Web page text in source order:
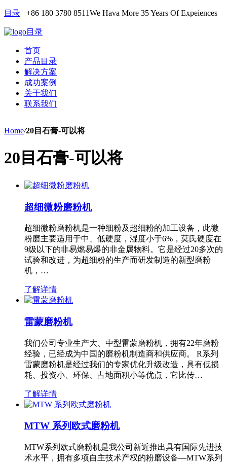
目录 +86 180 3780 8511We Hava More 35 Years Of Expeiences
目录
首页
产品目录
解决方案
成功案例
关于我们
联系我们
Home/20目石膏-可以将
20目石膏-可以将
超细微粉磨粉机
超细微粉磨粉机是一种细粉及超细粉的加工设备，此微
粉磨主要适用于中、低硬度，湿度小于6%，莫氏硬度在
9级以下的非易燃易爆的非金属物料。它是经过20多次的
试验和改进，为超细粉的生产而研发制造的新型磨粉
机，…
了解详情
雷蒙磨粉机
我们公司专业生产大、中型雷蒙磨粉机，拥有22年磨粉
经验，已经成为中国的磨粉机制造商和供应商。 R系列
雷蒙磨粉机是经过我们的专家优化升级改造，具有低损
耗、投资小、环保、占地面积小等优点，它比传…
了解详情
MTW 系列欧式磨粉机
MTW系列欧式磨粉机是我公司新近推出具有国际先进技
术水平，拥有多项自主技术产权的粉磨设备—MTW系列